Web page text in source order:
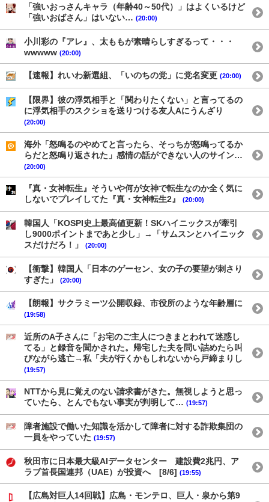
「強いおっさんキャラ（年齢40～50代）」はよくいるけど
「強いおばさん」はいない… (20:00)
小川彩の『アレ』、太ももが素晴らしすぎるって・・・
wwwww (20:00)
【速報】れいわ新選組、「いのちの党」に党名変更 (20:00)
【限界】彼の浮気相手と「関わりたくない」と言ってるの
に浮気相手のスクショを送りつける友人Aにうんざり
(20:00)
海外「怒鳴るのやめてと言ったら、そっちが怒鳴ってるか
らだと怒鳴り返された」感情の話ができない人のサイン…
(20:00)
『真・女神転生』そういや何が女神で転生なのか全く気に
しないでプレイしてた『真・女神転生2』
(20:00)
韓国人「KOSPI史上最高値更新！SKハイニックスが牽引
し9000ポイントまであと少し」→「サムスンとハイニック
スだけだろ！」
(20:00)
【衝撃】韓国人「日本のゲーセン、女の子の要望が刺さり
すぎた」
(20:00)
【朗報】サクラミーツ公開収録、市役所のような年齢層に
(19:58)
近所のA子さんに「お宅のご主人につきまとわれて迷惑し
てる」と録音を聞かされた。帰宅した夫を問い詰めたら叫
びながら逃亡→私「夫が行くかもしれないから戸締まりし
(19:57)
NTTから見に覚えのない請求書がきた。無視しようと思っ
ていたら、とんでもない事実が判明して… (19:57)
障者施設で働いた知識を活かして障者に対する詐欺集団の
一員をやっていた (19:57)
秋田市に日本最大級AIデータセンター 建設費2兆円、ア
ラブ首長国連邦（UAE）が投資へ [8/6] (19:55)
【広島対巨人14回戦】広島・モンテロ、巨人・泉から第9